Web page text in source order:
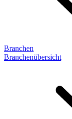
Branchen
Branchenübersicht